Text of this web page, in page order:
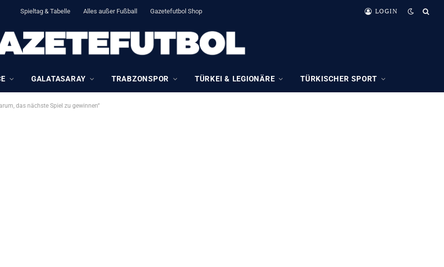
Spieltag & Tabelle Alles außer Fußball Gazetefutbol Shop LOGIN
GALATASARAY TRABZONSPOR TÜRKEI & LEGIONÄRE TÜRKISCHER SPORT
das nächste Spiel zu gewinnen“